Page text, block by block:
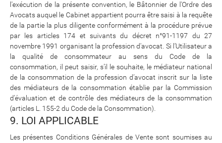
l'exécution de la présente convention, le Bâtonnier de l'Ordre des
Avocats auquel le Cabinet appartient pourra être saisi à la requête
de la partie la plus diligente conformément à la procédure prévue
par les articles 174 et suivants du décret n°91-1197 du 27
novembre 1991 organisant la profession d'avocat. Si l’Utilisateur a
la qualité de consommateur au sens du Code de la
consommation, il peut saisir, s’il le souhaite, le médiateur national
de la consommation de la profession d’avocat inscrit sur la liste
des médiateurs de la consommation établie par la Commission
d’évaluation et de contrôle des médiateurs de la consommation
(articles L. 155-2 du Code de la Consommation).
9. LOI APPLICABLE
Les présentes Conditions Générales de Vente sont soumises au